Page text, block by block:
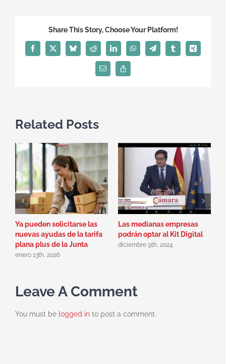
Share This Story, Choose Your Platform!
Facebook
X BlueskyReddit LinkedInWhatsAppTelegramTumblrXing
Email
Copy
Link
Related Posts
Ya pueden solicitarse las
nuevas ayudas de la tarifa
plana plus de la Junta
enero 13th, 2026
Las medianas empresas
podrán optar al Kit Digital
diciembre 9th, 2024
Leave A Comment
You must be logged in to post a comment.